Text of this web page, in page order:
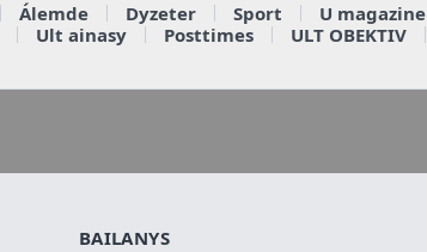
Álemde Dyzeter Sport
U magazine
Ult ainasy Posttimes
ULT OBEKTIV
BAILANYS